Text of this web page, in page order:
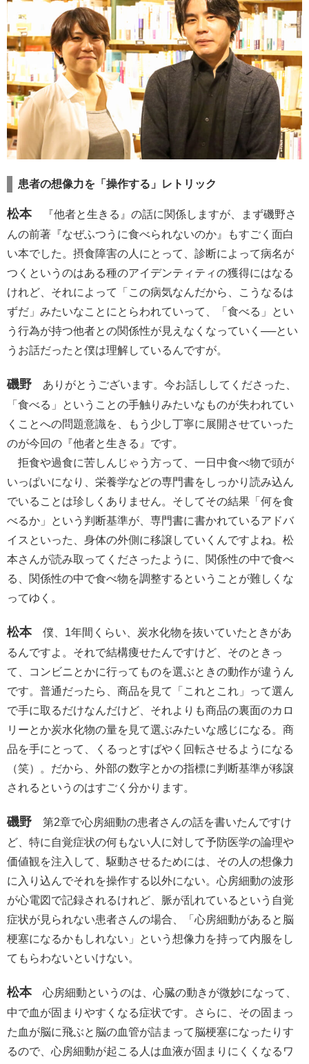
患者の想像力を「操作する」レトリック
松本『他者と生きる』の話に関係しますが、まず磯野さ
んの前著『なぜふつうに食べられないのか』もすごく面白
い本でした。摂食障害の人にとって、診断によって病名が
つくというのはある種のアイデンティティの獲得にはなる
けれど、それによって「この病気なんだから、こうなるは
ずだ」みたいなことにとらわれていって、「食べる」とい
う行為が持つ他者との関係性が見えなくなっていく──とい
うお話だったと僕は理解しているんですが。
磯野 ありがとうございます。今お話ししてくださった、
「食べる」ということの手触りみたいなものが失われてい
くことへの問題意識を、もう少し丁寧に展開させていった
のが今回の『他者と生きる』です。
拒食や過食に苦しんじゃう方って、一日中食べ物で頭が
いっぱいになり、栄養学などの専門書をしっかり読み込ん
でいることは珍しくありません。そしてその結果「何を食
べるか」という判断基準が、専門書に書かれているアドバ
イスといった、身体の外側に移譲していくんですよね。松
本さんが読み取ってくださったように、関係性の中で食べ
る、関係性の中で食べ物を調整するということが難しくな
ってゆく。
松本僕、1年間くらい、炭水化物を抜いていたときがあ
るんですよ。それで結構痩せたんですけど、そのときっ
て、コンビニとかに行ってものを選ぶときの動作が違うん
です。普通だったら、商品を見て「これとこれ」って選ん
で手に取るだけなんだけど、それよりも商品の裏面のカロ
リーとか炭水化物の量を見て選ぶみたいな感じになる。商
品を手にとって、くるっとすばやく回転させるようになる
（笑）。だから、外部の数字とかの指標に判断基準が移譲
されるというのはすごく分かります。
磯野 第2章で心房細動の患者さんの話を書いたんですけ
ど、特に自覚症状の何もない人に対して予防医学の論理や
価値観を注入して、駆動させるためには、その人の想像力
に入り込んでそれを操作する以外にない。心房細動の波形
が心電図で記録されるけれど、脈が乱れているという自覚
症状が見られない患者さんの場合、「心房細動があると脳
梗塞になるかもしれない」という想像力を持って内服をし
てもらわないといけない。
松本心房細動というのは、心臓の動きが微妙になって、
中で血が固まりやすくなる症状です。さらに、その固まっ
た血が脳に飛ぶと脳の血管が詰まって脳梗塞になったりす
るので、心房細動が起こる人は血液が固まりにくくなるワ